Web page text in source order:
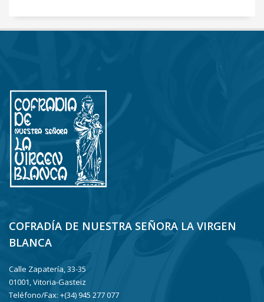
COFRADÍA DE NUESTRA SEÑORA LA VIRGEN
BLANCA
Calle Zapatería, 33-35
01001, Vitoria-Gasteiz
Teléfono/Fax: +(34) 945 277 077